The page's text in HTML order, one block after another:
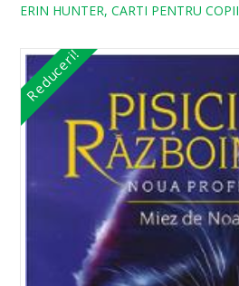
ERIN HUNTER, CARTI PENTRU COPII
Reduceri!